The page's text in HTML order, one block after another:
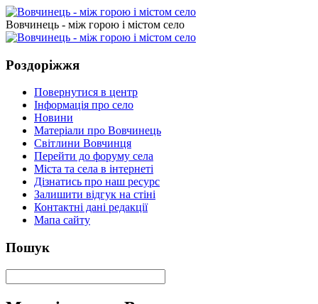
Вовчинець - між горою і містом село
Роздоріжжя
Повернутися в центр
Інформація про село
Новини
Матеріали про Вовчинець
Світлини Вовчинця
Перейти до форуму села
Міста та села в інтернеті
Дізнатись про наш ресурс
Залишити відгук на стіні
Контактні дані редакції
Мапа сайту
Пошук